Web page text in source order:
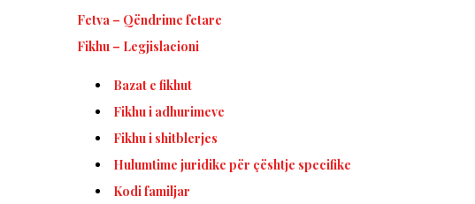
Fetva – Qëndrime fetare
Fikhu – Legjislacioni
Bazat e fikhut
Fikhu i adhurimeve
Fikhu i shitblerjes
Hulumtime juridike për çështje specifike
Kodi familjar